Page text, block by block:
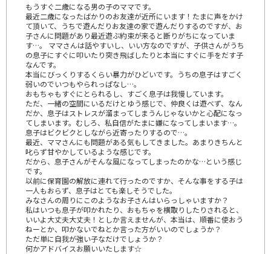
もうすぐ二歳になる男の子のママです。
最近二歳になったばかりのお友達が近所にいます！たまに声をかけ
て頂いて、うちで遊んだりお友達の家で遊んだりするのですが、お
子さんに問題があり最近遊ぶ約束が来ると断りがちになっていま
す…。 ママさんは話やすいし、いい方なのですが、子供さんがうち
の息子にすぐに叩いたり突き飛ばしたりと本当にすぐに手をだす子
なんです。
本当にびっくりするくらい暴力がひどいです。うちの息子はすごく
弱いのでいつもやられっぱなし…。
おもちゃもすぐにとられるし、すごく息子は我慢しています。
ただ、一緒の空間にいるだけとゆう感じで、仲良くは遊べず、なん
だか、息子はストレスが溜まってしまうんじゃないかと心配になっ
てしまいます。むしろ、私自信がたまに嫌になってしまいます…。
息子はビクビクとしながら近寄ったりするので…。
最近、ママさんにも問題がある気もしてきました。あまりきちんと
叱らず甘やかしているような感じです。
だから、息子さんがそんな風になってしまったのかな…という感じ
です。
以前に保育園の解放に連れて行ったのですか、そんな事をする子は
一人もおらず、息子はとても楽しそうでした。
みなさんの周りにこのようなお子さんはいらっしゃいますか？
私はいつも息子が叩かれたり、おもちゃを横取りしたりされると、
いいよ大丈夫大丈夫！としか言えませんが、本当は、順番に使おう
ねーとか、叩かないでねとか言った方がいいのでしょうか？
ただ単に自我が強い子なだけでしょうか？
何かアドバイスお願いいたします☆